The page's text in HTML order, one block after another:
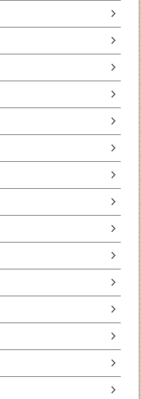
chevron_right
chevron_right
chevron_right
chevron_right
chevron_right
chevron_right
chevron_right
chevron_right
chevron_right
chevron_right
chevron_right
chevron_right
chevron_right
chevron_right
chevron_right